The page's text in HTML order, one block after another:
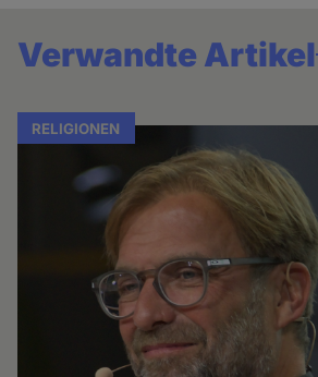
Verwandte Artikel
RELIGIONEN